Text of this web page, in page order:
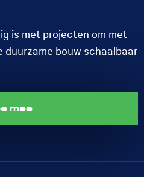
is met projecten om met
bouw schaalbaar
mee